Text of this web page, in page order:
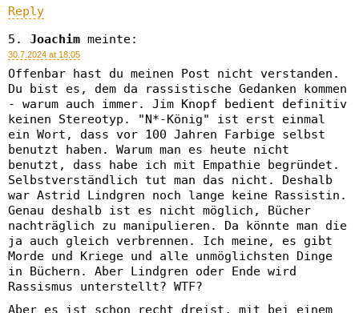
Reply
Joachim meinte:
30.7.2024 at 18:05
Offenbar hast du meinen Post nicht verstanden.
Du bist es, dem da rassistische Gedanken kommen
- warum auch immer. Jim Knopf bedient definitiv
keinen Stereotyp. "N*-König" ist erst einmal
ein Wort, dass vor 100 Jahren Farbige selbst
benutzt haben. Warum man es heute nicht
benutzt, dass habe ich mit Empathie begründet.
Selbstverständlich tut man das nicht. Deshalb
war Astrid Lindgren noch lange keine Rassistin.
Genau deshalb ist es nicht möglich, Bücher
nachträglich zu manipulieren. Da könnte man die
ja auch gleich verbrennen. Ich meine, es gibt
Morde und Kriege und alle unmöglichsten Dinge
in Büchern. Aber Lindgren oder Ende wird
Rassismus unterstellt? WTF?
Aber es ist schon recht dreist, mit bei einem